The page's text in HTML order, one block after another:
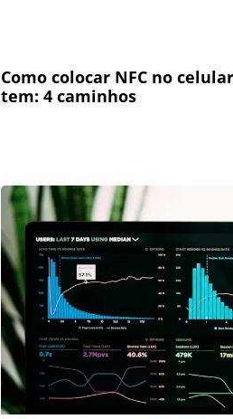
Como colocar NFC no
tem: 4 caminhos